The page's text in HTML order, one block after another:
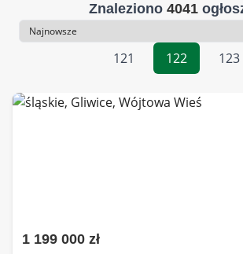
Znaleziono 4041
Sortowanie
121
122 123
1 199 000 zł